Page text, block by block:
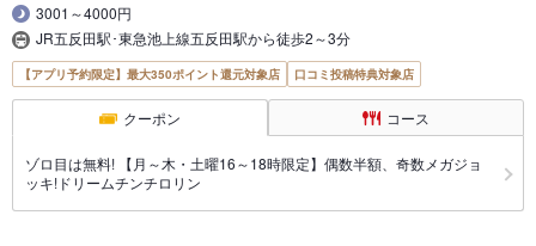
3001～4000円
JR五反田駅･東急池上線五反田駅から徒歩2～3分
【アプリ予約限定】最大350ポイント還元対象店 口コミ投稿特典対象店
クーポン コース
ゾロ目は無料! 【月～木・土曜16～18時限定】偶数半額、奇数メガジョ
ッキ!ドリームチンチロリン